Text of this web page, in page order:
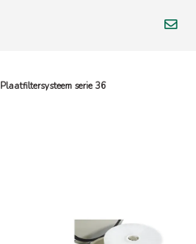
Plaatfiltersysteem serie 36